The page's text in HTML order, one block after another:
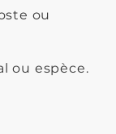
ou
ou espèce.